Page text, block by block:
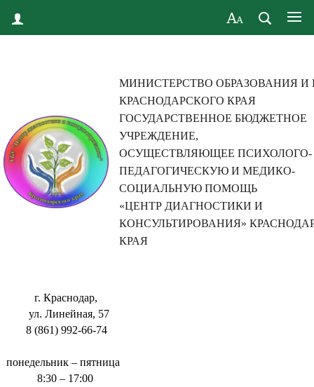
МИНИСТЕРСТВО ОБРАЗОВАНИЯ И
КРАСНОДАРСКОГО КРАЯ
ГОСУДАРСТВЕННОЕ БЮДЖЕТНОЕ
УЧРЕЖДЕНИЕ,
ОСУЩЕСТВЛЯЮЩЕЕ ПСИХОЛОГО-
ПЕДАГОГИЧЕСКУЮ И МЕДИКО-
СОЦИАЛЬНУЮ ПОМОЩЬ
«ЦЕНТР ДИАГНОСТИКИ И
КОНСУЛЬТИРОВАНИЯ»
КРАЯ
г. Краснодар,
ул. Линейная, 57
8 (861) 992-66-74
понедельник – пятница
8:30 – 17:00